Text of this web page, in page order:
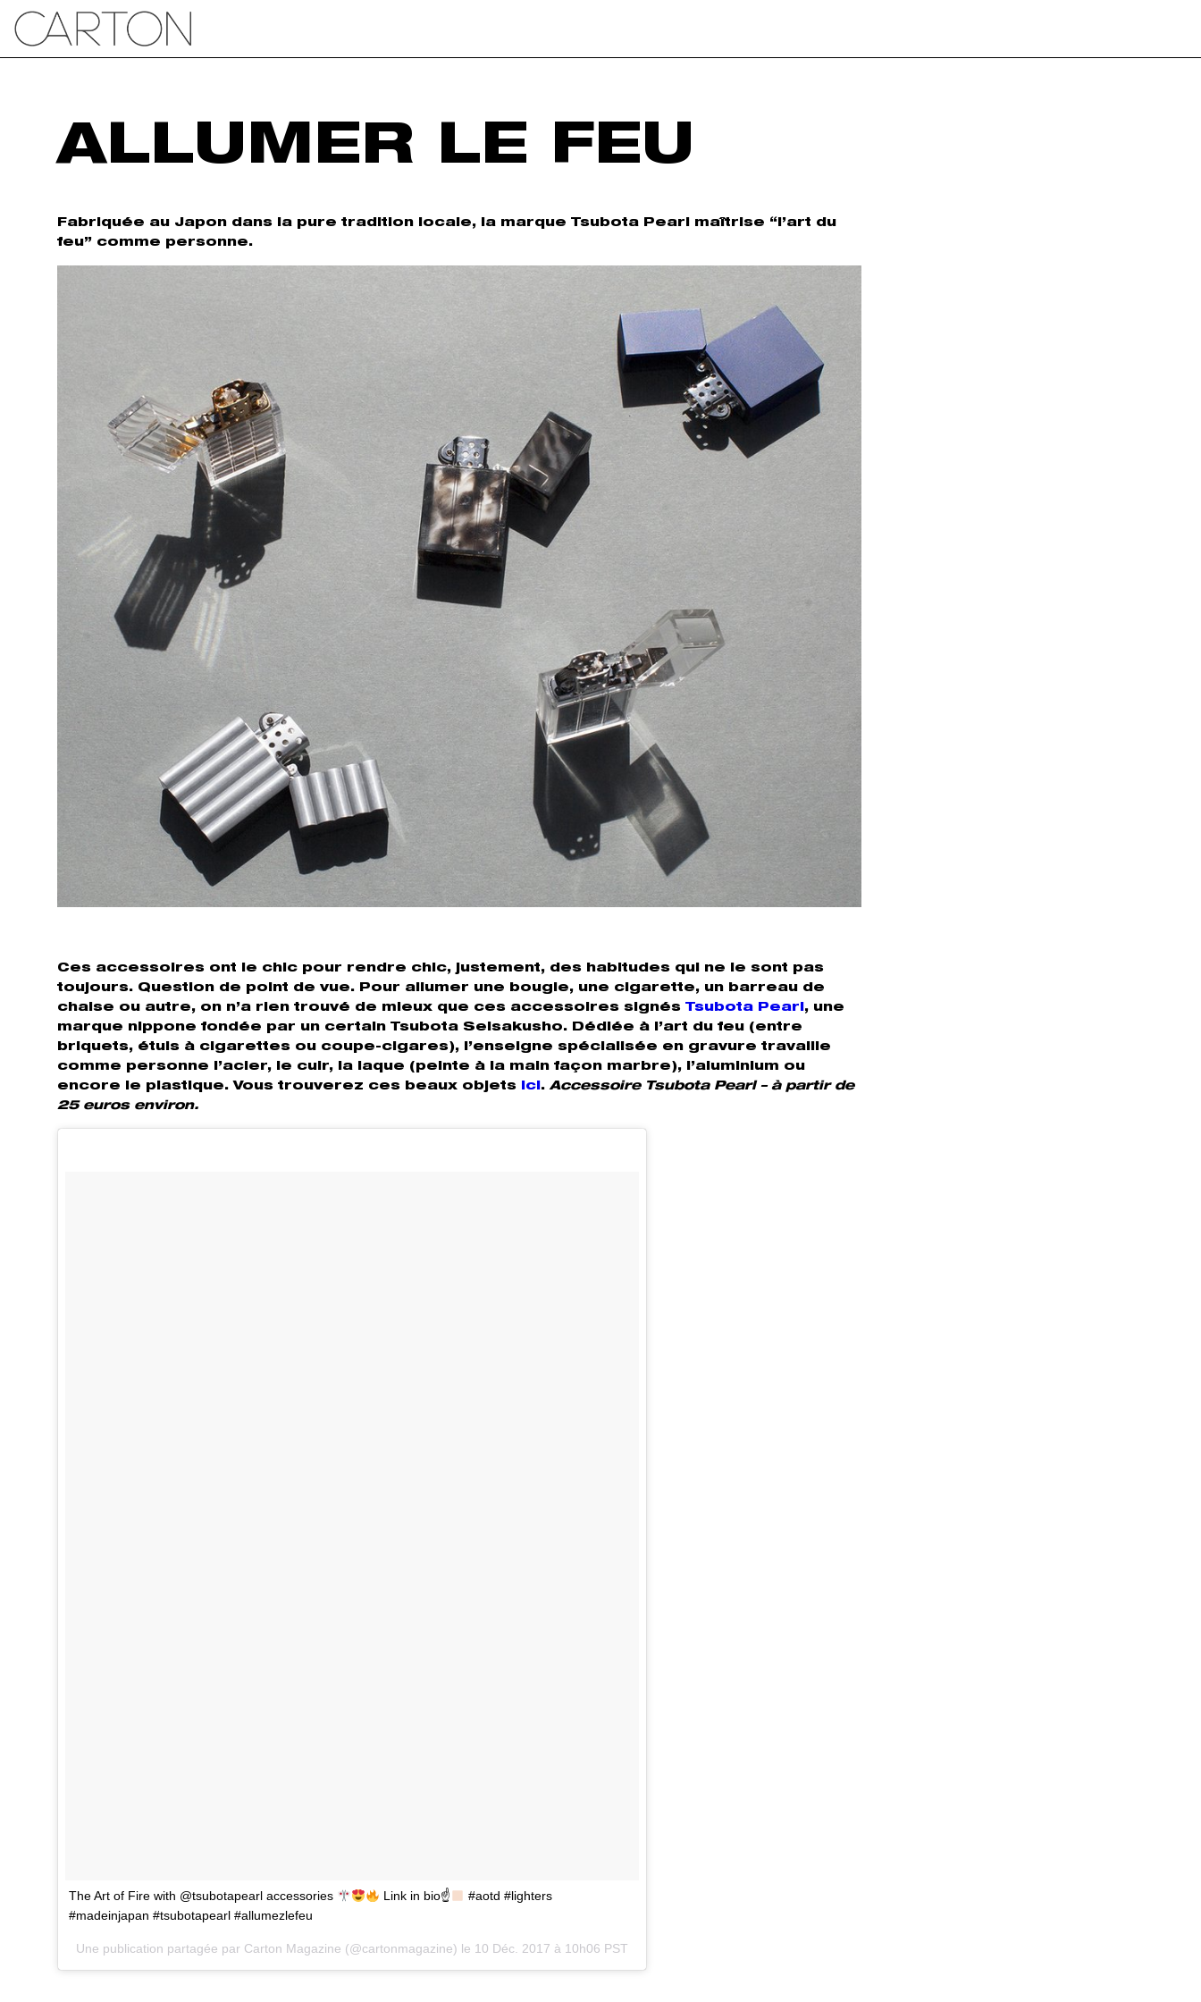
ALLUMER LE FEU
Fabriquée au Japon dans la pure tradition locale, la marque Tsubota Pearl maîtrise “l’art du
feu” comme personne.
Ces accessoires ont le chic pour rendre chic, justement, des habitudes qui ne le sont pas
toujours. Question de point de vue. Pour allumer une bougie, une cigarette, un barreau de
chaise ou autre, on n’a rien trouvé de mieux que ces accessoires signés Tsubota Pearl , une
marque nippone fondée par un certain Tsubota Seisakusho. Dédiée à l’art du feu (entre
briquets, étuis à cigarettes ou coupe-cigares), l’enseigne spécialisée en gravure travaille
comme personne l’acier, le cuir, la laque (peinte à la main façon marbre), l’aluminium ou
encore le plastique. Vous trouverez ces beaux objets
ici .Accessoire Tsubota Pearl – à partir de
25 euros environ.
The Art of Fire with @tsubotapearl accessories Link in bio☝
#aotd #lighters
#madeinjapan #tsubotapearl #allumezlefeu
Une publication partagée par Carton Magazine (@cartonmagazine) le 10 Déc. 2017 à 10h06 PST